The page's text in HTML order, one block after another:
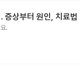
증상부터 원인, 치료법
.